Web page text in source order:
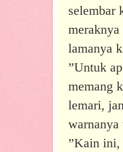
selembar
lamanya
”Untuk
memang
lemari,
warnanya
”Kain ini,